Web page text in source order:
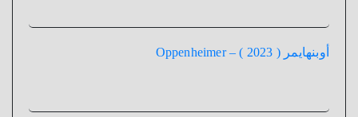
أوبنهايمر ( 2023 ) – Oppenheimer